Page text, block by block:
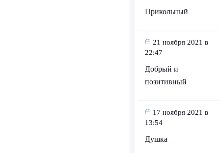
Прикольный
21 ноября 2021 в
22:47
Добрый и
позитивный
17 ноября 2021 в
13:54
Душка